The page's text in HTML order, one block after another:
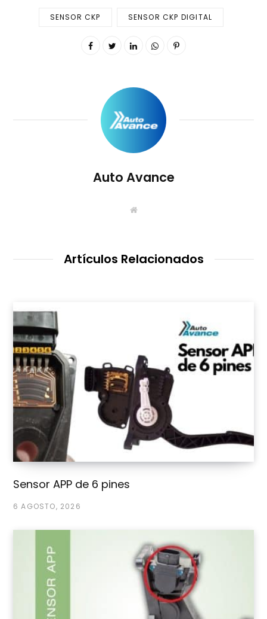
SENSOR CKP SENSOR CKP DIGITAL
Auto Avance
S
e
Artículos Relacionados
Sensor APP de 6 pines
6 AGOSTO, 2026